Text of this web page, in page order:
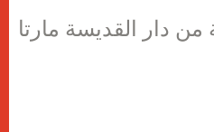
دار القديسة مارتا